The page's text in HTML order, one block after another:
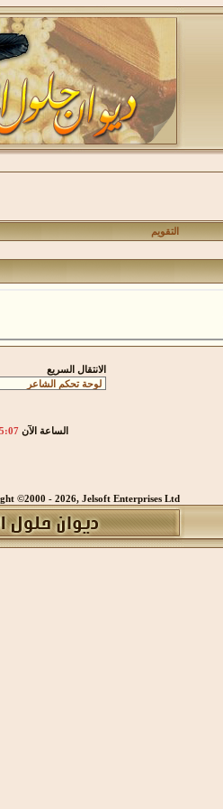
التقويم
الانتقال السريع
الساعة الآن PM
©2000 - 2026, Jelsoft Enterprises Ltd.